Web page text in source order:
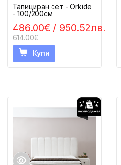
486.00€ / 950.52лв.
614.00€
Тапициран сет - Orkide
- 100/200см
Купи